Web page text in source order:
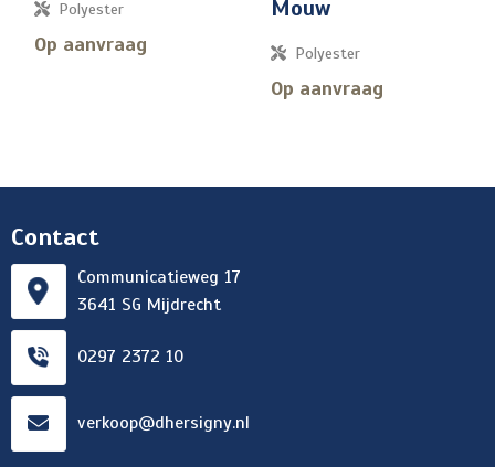
Polyester
Op aanvraag
Mouw
Polyester
Op aanvraag
Contact
Communicatieweg 17
3641 SG Mijdrecht
0297 2372 10
verkoop@dhersigny.nl